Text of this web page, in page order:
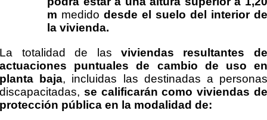
m medidodesde el suelo del interior de
la vivienda.
La totalidad de las viviendas resultantes de
actuaciones puntuales de cambio de uso en
planta baja, incluidas las destinadas a personas
discapacitadas,se calificarán como viviendas de
protección pública en la modalidad de: